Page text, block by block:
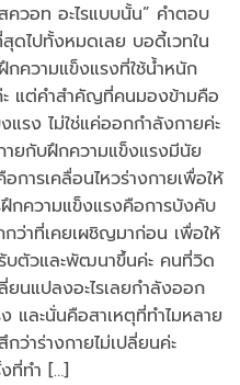
วอท อะไรแบบนั้น” คำตอบ
ไปทั้งหมดเลย บอดี้เวทใน
ความแข็งแรงที่ใช้น้ำหนัก
ะ แต่คำสำคัญที่คนมองข้ามคือ
แรง ไม่ใช่แค่ออกกำลังกายค่ะ
ยกับฝึกความแข็งแรงมีนัย
ารเคลื่อนไหวร่างกายเพื่อให้
กความแข็งแรงคือการบังคับ
ว่าที่เคยเผชิญมาก่อน เพื่อให้
รับตัวและพัฒนาขึ้นค่ะ คนที่วิด
ยนแปลงอะไรเลยกำลังออก
และนั่นคือสาเหตุที่ทำไมหลาย
ว่าร่างกายไม่เปลี่ยนค่ะ
ที่ทำ […]